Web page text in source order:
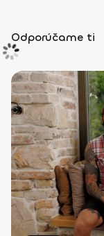
Odporúčame ti